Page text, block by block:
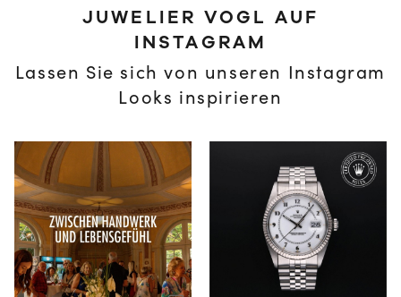
JUWELIER VOGL AUF
INSTAGRAM
Lassen Sie sich von unseren Instagram
Looks inspirieren